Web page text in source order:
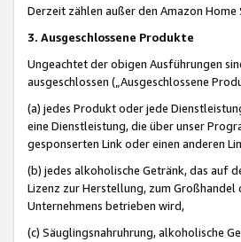
Derzeit zählen außer den Amazon
3. Ausgeschlossene Produkte
Ungeachtet der obigen Ausführungen
ausgeschlossen („Ausgeschlossene
(a) jedes Produkt oder jede
eine Dienstleistung, die über unser
gesponserten Link oder einen anderen
(b) jedes alkoholische Getränk, das auf
Lizenz zur Herstellung, zum
Unternehmens betrieben wird,
(c) Säuglingsnahruhrung, alkoholische